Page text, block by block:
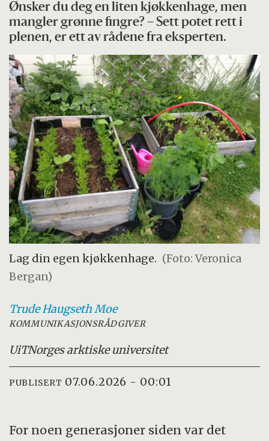
Ønsker du deg en liten kjøkkenhage, men
mangler grønne fingre? – Sett potet rett i
plenen, er ett av rådene fra eksperten.
Lag din egen kjøkkenhage. (Foto: Veronica
Bergan)
TrudeHaugseth Moe
KOMMUNIKASJONSRÅDGIVER
UiTNorges arktiske universitet
PUBLISERT 07.06.2026 - 00:01
For noen generasjoner siden var det